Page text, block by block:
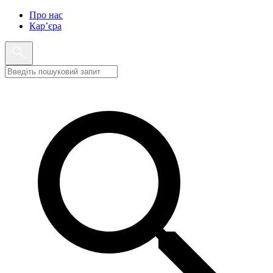
Про нас
Кар’єра